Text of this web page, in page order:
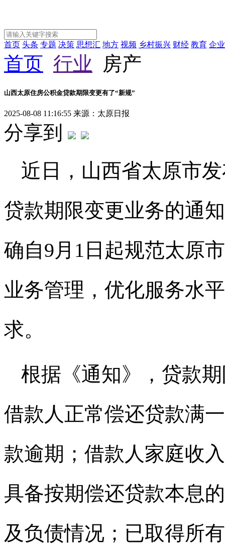
首页 头条 专题 决策 思想汇 地方 视频 乡村振兴 财经 教育 企业
首页 行业 房产
山西太原住房公积金贷款期限变更有了“新规”
2025-08-08 11:16:55 来源：太原日报
分享到
近日，山西省太原市
贷款期限变更业务的通
确自9月1日起规范太原
业务管理，优化服务水
求。
根据《通知》，贷款
借款人正常偿还贷款满
款逾期；借款人家庭收
具备按期偿还贷款本息
及负债情况；已取得所